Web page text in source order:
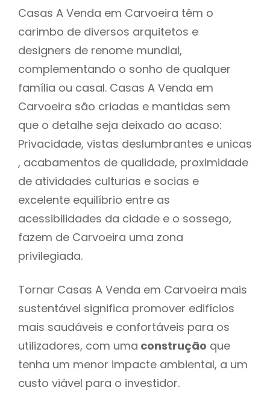
Casas A Venda em Carvoeira têm o
carimbo de diversos arquitetos e
designers de renome mundial,
complementando o sonho de qualquer
família ou casal. Casas A Venda em
Carvoeira são criadas e mantidas sem
que o detalhe seja deixado ao acaso:
Privacidade, vistas deslumbrantes e unicas
, acabamentos de qualidade, proximidade
de atividades culturias e socias e
excelente equilíbrio entre as
acessibilidades da cidade e o sossego,
fazem de Carvoeira uma zona
privilegiada.
Tornar Casas A Venda em Carvoeira mais
sustentável significa promover edifícios
mais saudáveis e confortáveis para os
utilizadores, com uma construção que
tenha um menor impacte ambiental, a um
custo viável para o investidor.